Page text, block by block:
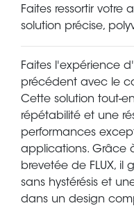
Faites ressortir
solution précise,
Faites l'expérience
précédent avec le
Cette solution tout-
répétabilité et une
performances
applications. Grâce
brevetée de FLUX, il
sans hystérésis et
dans un design